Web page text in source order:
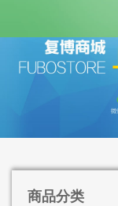
商品分类